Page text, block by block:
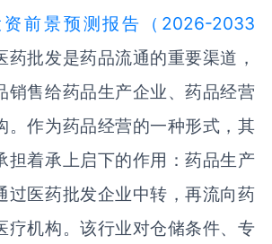
前景预测报告（2026-2033
药批发是药品流通的重要渠道，
销售给药品生产企业、药品经营
。作为药品经营的一种形式，其
担着承上启下的作用：药品生产
过医药批发企业中转，再流向药
疗机构。该行业对仓储条件、专